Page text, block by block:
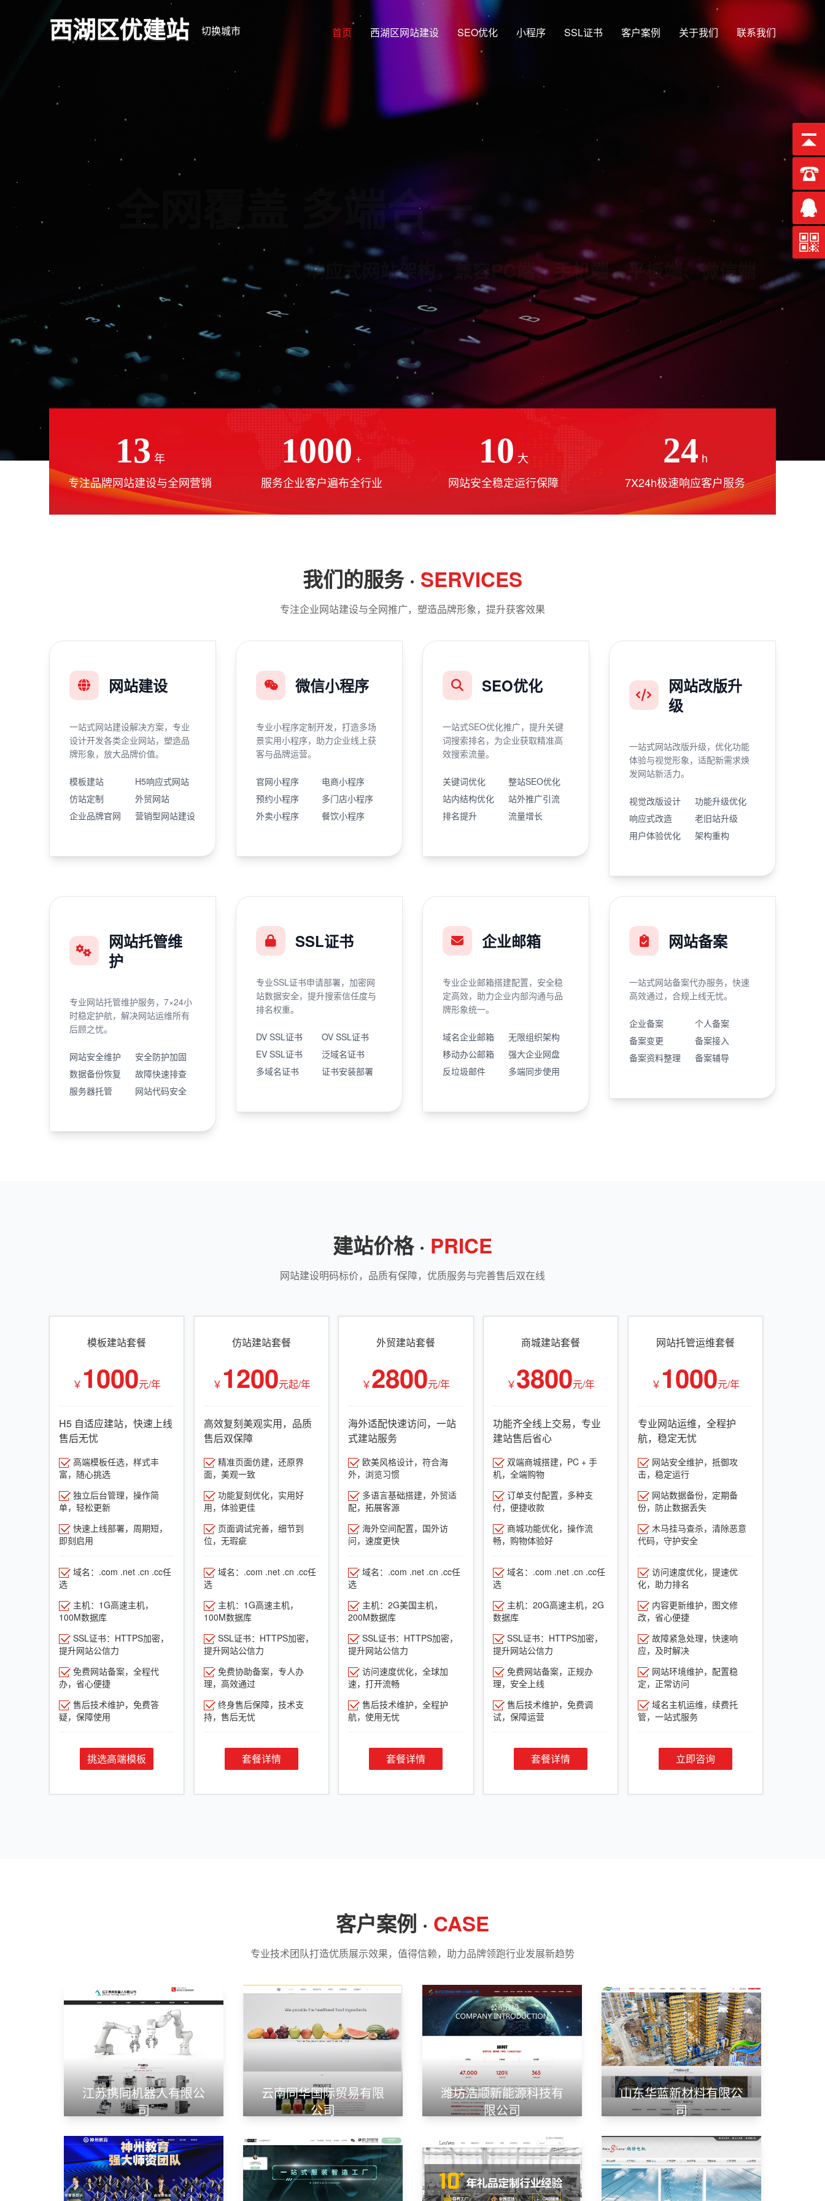
西湖区优建站 切换城市 首页 西湖区网站建设 SEO优化 小程序 SSL证书 客户案例 关于我们 联系我们
全网覆盖 多端合一
响应式网站架构，兼容PC端、手机端、平板端、微信端
13 年
专注品牌网站建设与全网营销
1000 +
服务企业客户遍布全行业
10 大
网站安全稳定运行保障
24 h
7X24h极速响应客户服务
我们的服务 · SERVICES
专注企业网站建设与全网推广，塑造品牌形象，提升获客效果
网站建设
一站式网站建设解决方案，专业
设计开发各类企业网站，塑造品
牌形象，放大品牌价值。
模板建站
H5响应式网站
仿站定制
外贸网站
企业品牌官网
营销型网站建设
微信小程序
专业小程序定制开发，打造多场
景实用小程序，助力企业线上获
客与品牌运营。
官网小程序
电商小程序
预约小程序
多门店小程序
外卖小程序
餐饮小程序
SEO优化
一站式SEO优化推广，提升关键
词搜索排名，为企业获取精准高
效搜索流量。
关键词优化
整站SEO优化
站内结构优化
站外推广引流
排名提升
流量增长
网站改版升
级
一站式网站改版升级，优化功能
体验与视觉形象，适配新需求焕
发网站新活力。
视觉改版设计
功能升级优化
响应式改造
老旧站升级
用户体验优化
架构重构
网站托管维
护
专业网站托管维护服务，7×24小
时稳定护航，解决网站运维所有
后顾之忧。
网站安全维护
安全防护加固
数据备份恢复
故障快速排查
服务器托管
网站代码安全
SSL证书
专业SSL证书申请部署，加密网
站数据安全，提升搜索信任度与
排名权重。
DV SSL证书
OV SSL证书
EV SSL证书
泛域名证书
多域名证书
证书安装部署
企业邮箱
专业企业邮箱搭建配置，安全稳
定高效，助力企业内部沟通与品
牌形象统一。
域名企业邮箱
无限组织架构
移动办公邮箱
强大企业网盘
反垃圾邮件
多端同步使用
网站备案
一站式网站备案代办服务，快速
高效通过，合规上线无忧。
企业备案
个人备案
备案变更
备案接入
备案资料整理
备案辅导
建站价格 · PRICE
网站建设明码标价，品质有保障，优质服务与完善售后双在线
模板建站套餐
￥ 1000元/年
H5 自适应建站，快速上线
售后无忧
高端模板任选，样式丰
富，随心挑选
独立后台管理，操作简
单，轻松更新
快速上线部署，周期短，
即刻启用
域名：.com .net .cn .cc任
选
主机：1G高速主机，
100M数据库
SSL证书：HTTPS加密，
提升网站公信力
免费网站备案，全程代
办，省心便捷
售后技术维护，免费答
疑，保障使用
挑选高端模板
仿站建站套餐
￥ 1200元起/年
高效复刻美观实用，品质
售后双保障
精准页面仿建，还原界
面，美观一致
功能复刻优化，实用好
用，体验更佳
页面调试完善，细节到
位，无瑕疵
域名：.com .net .cn .cc任
选
主机：1G高速主机，
100M数据库
SSL证书：HTTPS加密，
提升网站公信力
免费协助备案，专人办
理，高效通过
终身售后保障，技术支
持，售后无忧
套餐详情
外贸建站套餐
￥2800元/年
海外适配快速访问，一站
式建站服务
欧美风格设计，符合海
外，浏览习惯
多语言基础搭建，外贸适
配，拓展客源
海外空间配置，国外访
问，速度更快
域名：.com .net .cn .cc任
选
主机：2G美国主机，
200M数据库
SSL证书：HTTPS加密，
提升网站公信力
访问速度优化，全球加
速，打开流畅
售后技术维护，全程护
航，使用无忧
套餐详情
商城建站套餐
￥3800元/年
功能齐全线上交易，专业
建站售后省心
双端商城搭建，PC + 手
机，全端购物
订单支付配置，多种支
付，便捷收款
商城功能优化，操作流
畅，购物体验好
域名：.com .net .cn .cc任
选
主机：20G高速主机，2G
数据库
SSL证书：HTTPS加密，
提升网站公信力
免费网站备案，正规办
理，安全上线
售后技术维护，免费调
试，保障运营
套餐详情
网站托管运维套餐
￥ 1000元/年
专业网站运维，全程护
航，稳定无忧
网站安全维护，抵御攻
击，稳定运行
网站数据备份，定期备
份，防止数据丢失
木马挂马查杀，清除恶意
代码，守护安全
访问速度优化，提速优
化，助力排名
内容更新维护，图文修
改，省心便捷
故障紧急处理，快速响
应，及时解决
网站环境维护，配置稳
定，正常访问
域名主机运维，续费托
管，一站式服务
立即咨询
客户案例 · CASE
专业技术团队打造优质展示效果，值得信赖，助力品牌领跑行业发展新趋势
江苏携同机器人有限公
司
云南同华国际贸易有限
公司
潍坊浩顺新能源科技有
限公司
山东华蓝新材料有限公
司